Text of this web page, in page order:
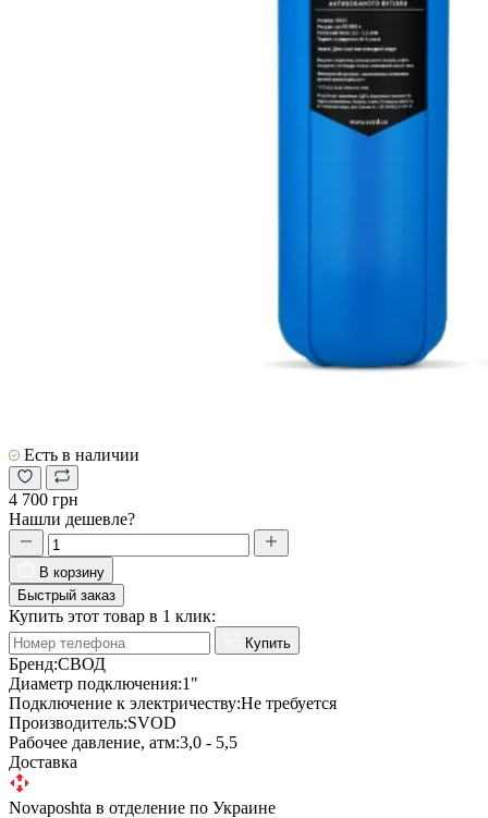
Есть в наличии
4 700 грн
Нашли дешевле?
В корзину
Быстрый заказ
Купить этот товар в 1 клик:
Купить
Бренд:СВОД
Диаметр подключения:1"
Подключение к электричеству:Не требуется
Производитель:SVOD
Рабочее давление, атм:3,0 - 5,5
Доставка
Novaposhta в отделение по Украине